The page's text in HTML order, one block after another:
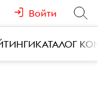
Войти
КАТАЛОГ